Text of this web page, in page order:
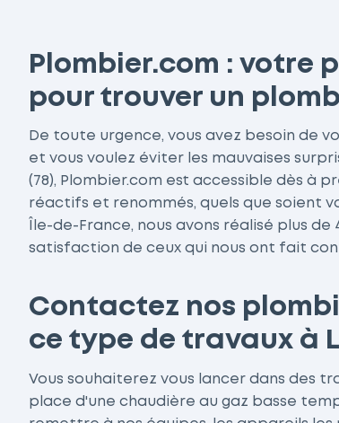
Plombier.com : votre
pour trouver un
De toute urgence, vous avez besoin de
et vous voulez éviter les mauvaises
(78), Plombier.com est accessible dès à
réactifs et renommés, quels que soient
Île-de-France, nous avons réalisé plus
satisfaction de ceux qui nous ont fait
Contactez nos
ce type de travaux à
Vous souhaiterez vous lancer dans des
place d'une chaudière au gaz basse